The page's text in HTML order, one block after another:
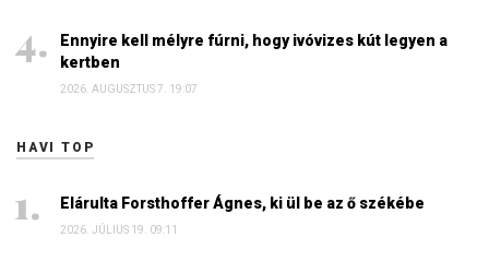
Ennyire kell mélyre fúrni, hogy ivóvizes kút legyen a
kertben
2026. AUGUSZTUS 7. 19:07
HAVI TOP
Elárulta Forsthoffer Ágnes, ki ül be az ő székébe
2026. JÚLIUS 19. 09:11